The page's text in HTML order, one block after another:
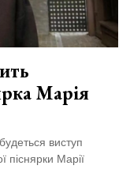
Марія
виступ
піснярки Марії